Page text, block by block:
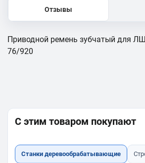
Отзывы
Приводной ремень зубчатый для
76/920
С этим товаром покупают
Станки деревообрабатывающие